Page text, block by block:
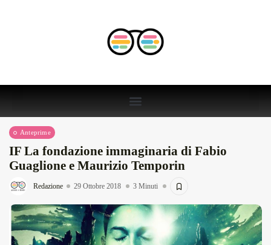
Anteprime
IF La fondazione immaginaria di Fabio
Guaglione e Maurizio Temporin
Redazione 29 Ottobre 2018 3 Minuti